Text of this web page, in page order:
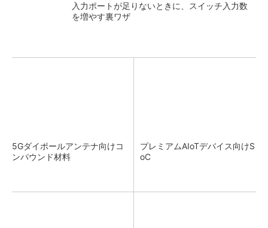
入力ポートが足りないときに、スイッチ入力数
を増やす裏ワザ
5Gダイポールアンテナ向けコ
ンパウンド材料
プレミアムAIoTデバイス向けS
oC